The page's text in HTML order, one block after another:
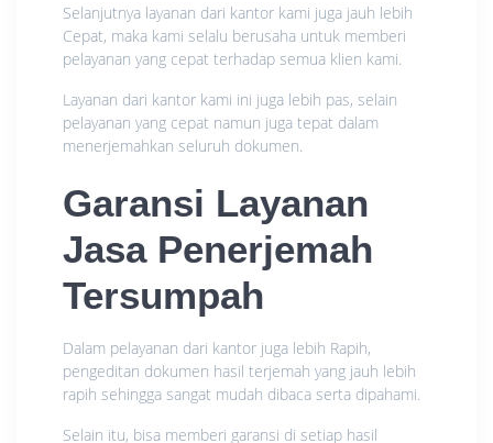
Selanjutnya layanan dari kantor kami juga jauh lebih
Cepat, maka kami selalu berusaha untuk memberi
pelayanan yang cepat terhadap semua klien kami.
Layanan dari kantor kami ini juga lebih pas, selain
pelayanan yang cepat namun juga tepat dalam
menerjemahkan seluruh dokumen.
Garansi Layanan
Jasa Penerjemah
Tersumpah
Dalam pelayanan dari kantor juga lebih Rapih,
pengeditan dokumen hasil terjemah yang jauh lebih
rapih sehingga sangat mudah dibaca serta dipahami.
Selain itu, bisa memberi garansi di setiap hasil